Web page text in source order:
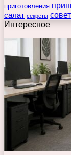
приготовления
салат секреты
Интересное